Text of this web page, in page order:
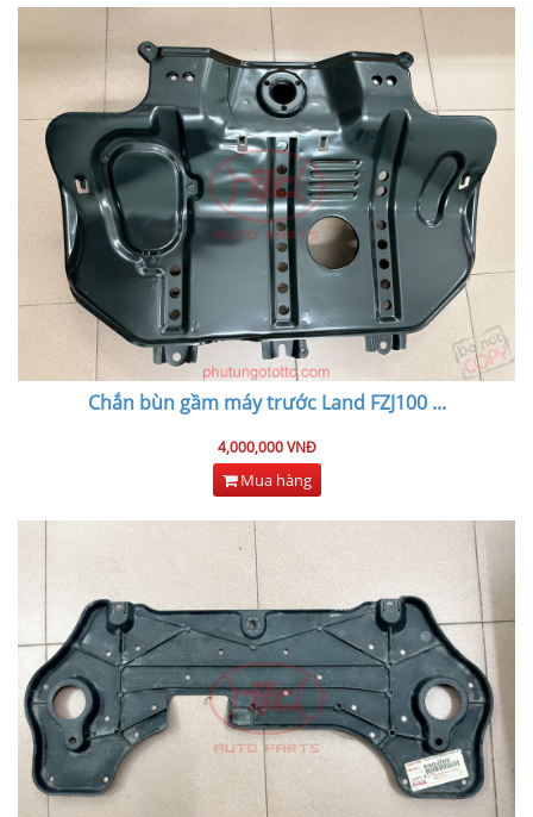
Chắn bùn gầm máy trước Land FZJ100 ...
4,000,000 VNĐ
Mua hàng